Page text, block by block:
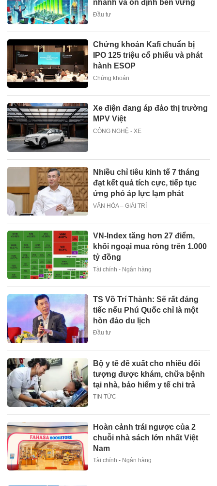
nhanh và ổn định bền vững
Đầu tư
Chứng khoán Kafi chuẩn bị
IPO 125 triệu cổ phiếu và phát
hành ESOP
Chứng khoán
Xe điện đang áp đảo thị trường
MPV Việt
CÔNG NGHỆ - XE
Nhiều chỉ tiêu kinh tế 7 tháng
đạt kết quả tích cực, tiếp tục
ứng phó áp lực lạm phát
VĂN HÓA – GIẢI TRÍ
VN-Index tăng hơn 27 điểm,
khối ngoại mua ròng trên 1.000
tỷ đồng
Tài chính - Ngân hàng
TS Võ Trí Thành: Sẽ rất đáng
tiếc nếu Phú Quốc chỉ là một
hòn đảo du lịch
Đầu tư
Bộ y tế đề xuất cho nhiều đối
tượng được khám, chữa bệnh
tại nhà, bảo hiểm y tế chi trả
TIN TỨC
Hoàn cảnh trái ngược của 2
chuỗi nhà sách lớn nhất Việt
Nam
Tài chính - Ngân hàng